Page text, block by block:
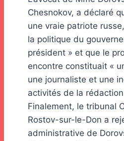
Chesnokov, a déclaré
une vraie patriote
la politique du
président » et que le
encontre constituait «
une journaliste et une
activités de la
Finalement, le tribunal
Rostov-sur-le-Don a
administrative de